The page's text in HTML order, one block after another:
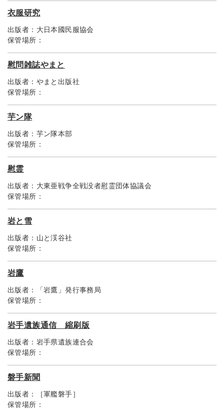
衣服研究
出版者： 大日本國民服協会
保管場所：
慰問雑誌やまと
出版者： やまと出版社
保管場所：
芋ン隊
出版者： 芋ン隊本部
保管場所：
慰霊
出版者： 大東亜戦争全戦没者慰霊団体協議会
保管場所：
岩と雪
出版者： 山と渓谷社
保管場所：
岩鷹
出版者：
「岩鷹」発行事務局
保管場所：
岩手遺族通信 縮刷版
出版者： 岩手県遺族連合会
保管場所：
磐手新聞
出版者：
［軍艦磐手］
保管場所：